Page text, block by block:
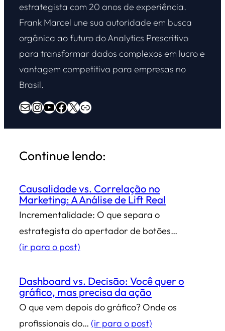
estrategista com 20 anos de experiência.
Frank Marcel une sua autoridade em busca
orgânica ao futuro do Analytics Prescritivo
para transformar dados complexos em lucro e
vantagem competitiva para empresas no
Brasil.
E-mail InstagramYoutube Facebook X Overdrive Marketing
Continue lendo:
Causalidade vs. Correlação no
Marketing: A Análise de Lift Real
Incrementalidade: O que separa o
estrategista do apertador de botões…
(ir para o post)
Dashboard vs. Decisão: Você quer o
gráfico, mas precisa da ação
O que vem depois do gráfico? Onde os
profissionais do… (ir para o post)